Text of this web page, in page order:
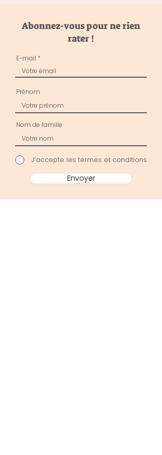
Abonnez-vous pour ne rien
rater !
E-mail
Prénom
Nom de famille
J’accepte les termes et conditions
Envoyer